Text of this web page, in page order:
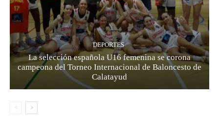
DEPORTES
La selección española U16 femenina se corona
campeona del Torneo Internacional de Baloncesto de
Calatayud